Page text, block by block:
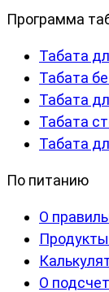
Программа
Табата
Табата
Табата
Табата
Табата
По питанию
О
О